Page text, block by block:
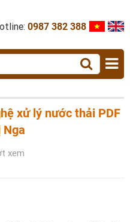
0987 382 388
xử lý nước thải PDF
Nga
xem